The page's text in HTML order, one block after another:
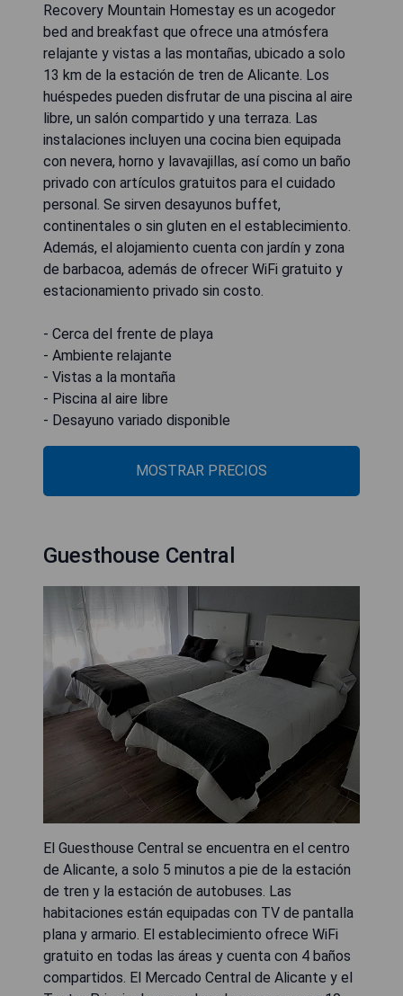
Recovery Mountain Homestay es un acogedor
bed and breakfast que ofrece una atmósfera
relajante y vistas a las montañas, ubicado a solo
13 km de la estación de tren de Alicante. Los
huéspedes pueden disfrutar de una piscina al aire
libre, un salón compartido y una terraza. Las
instalaciones incluyen una cocina bien equipada
con nevera, horno y lavavajillas, así como un baño
privado con artículos gratuitos para el cuidado
personal. Se sirven desayunos buffet,
continentales o sin gluten en el establecimiento.
Además, el alojamiento cuenta con jardín y zona
de barbacoa, además de ofrecer WiFi gratuito y
estacionamiento privado sin costo.
- Cerca del frente de playa
- Ambiente relajante
- Vistas a la montaña
- Piscina al aire libre
- Desayuno variado disponible
MOSTRAR PRECIOS
Guesthouse Central
El Guesthouse Central se encuentra en el centro
de Alicante, a solo 5 minutos a pie de la estación
de tren y la estación de autobuses. Las
habitaciones están equipadas con TV de pantalla
plana y armario. El establecimiento ofrece WiFi
gratuito en todas las áreas y cuenta con 4 baños
compartidos. El Mercado Central de Alicante y el